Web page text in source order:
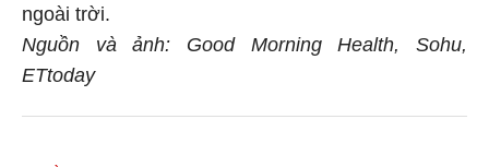
ngoài trời.
Nguồn và ảnh: Good Morning Health, Sohu,
ETtoday